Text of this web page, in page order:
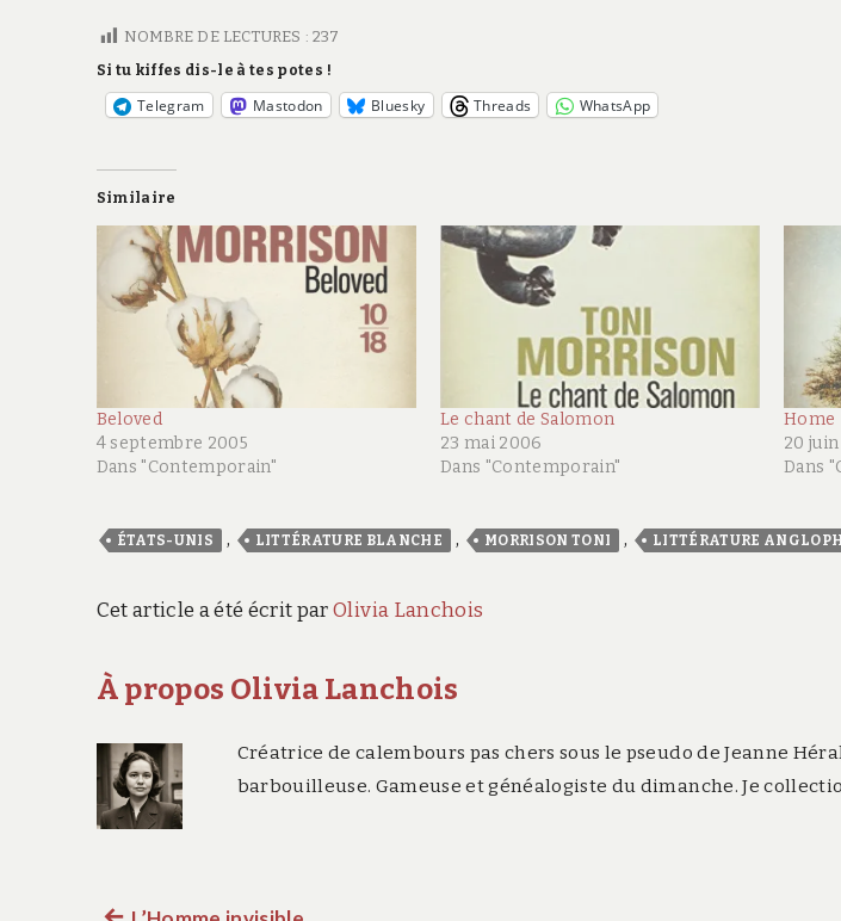
NOMBRE DE LECTURES : 237
Si tu kiffes dis-le à tes potes !
Telegram Mastodon Bluesky Threads WhatsApp
Similaire
Beloved
4 septembre 2005
Dans "Contemporain"
Le chant de Salomon
23 mai 2006
Dans "Contemporain"
Home
20
Dans
ÉTATS-UNIS , LITTÉRATURE BLANCHE , MORRISON TONI , LITTÉRATURE
Cet article a été écrit parOlivia Lanchois
À propos Olivia Lanchois
Créatrice de calembours pas chers sous le pseudo de Jeanne
barbouilleuse. Gameuse et généalogiste du dimanche. Je